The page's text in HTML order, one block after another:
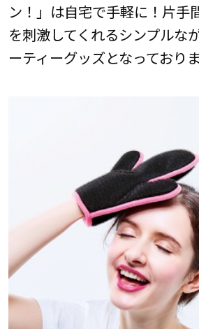
ン！」は自宅で手軽に！片手
を刺激してくれるシンプルな
ーティーグッズとなっておりま